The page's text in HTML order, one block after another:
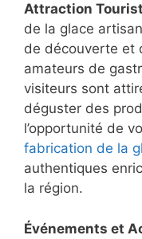
Attraction
de la glace
de découverte et
amateurs de
visiteurs sont
déguster des
l’opportunité de
fabrication de la
authentiques
la région.
Événements et